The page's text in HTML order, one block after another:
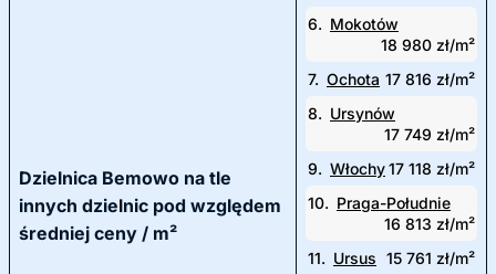
Dzielnica Bemowo na tle
innych dzielnic pod względem
średniej ceny / m²
6. Mokotów
18 980 zł/m²
7. Ochota 17 816 zł/m²
8. Ursynów
17 749 zł/m²
9. Włochy17 118 zł/m²
10. Praga-Południe
16 813 zł/m²
11. Ursus 15 761 zł/m²